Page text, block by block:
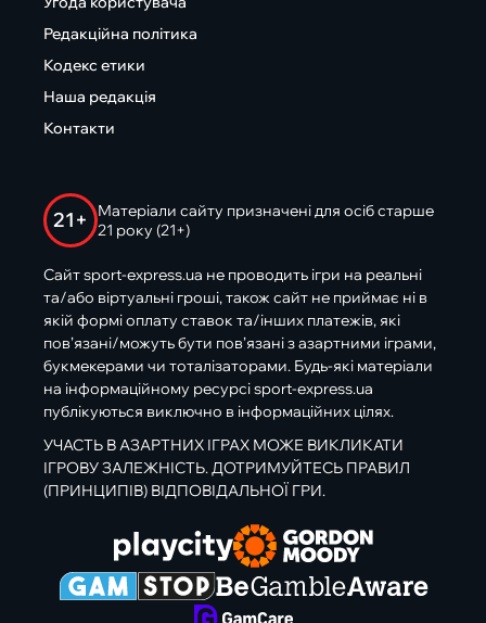
Редакційна політика
Кодекс етики
Наша редакція
Контакти
21+
Матеріали сайту призначені для осіб старше
21 року (21+)
Сайт sport-express.ua не проводить ігри на реальні
та/або віртуальні гроші, також сайт не приймає ні в
якій формі оплату ставок та/інших платежів, які
пов’язані/можуть бути пов’язані з азартними іграми,
букмекерами чи тоталізаторами. Будь-які матеріали
на інформаційному ресурсі sport-express.ua
публікуються виключно в інформаційних цілях.
УЧАСТЬ В АЗАРТНИХ ІГРАХ МОЖЕ ВИКЛИКАТИ
ІГРОВУ ЗАЛЕЖНІСТЬ. ДОТРИМУЙТЕСЬ ПРАВИЛ
(ПРИНЦИПІВ) ВІДПОВІДАЛЬНОЇ ГРИ.